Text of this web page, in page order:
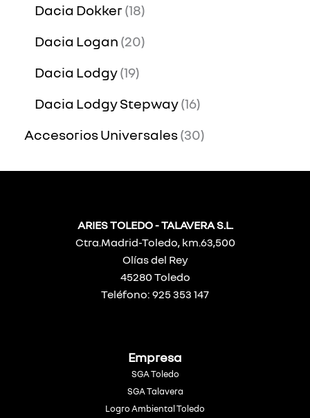
Dacia Dokker 18
Dacia Logan 20
Dacia Lodgy 19
Dacia Lodgy Stepway 16
Accesorios Universales 30
ARIES TOLEDO - TALAVERA S.L.
Ctra.Madrid-Toledo, km.63,500
Olías del Rey
45280 Toledo
Teléfono: 925 353 147
Empresa
SGA Toledo
SGA Talavera
Logro Ambiental Toledo